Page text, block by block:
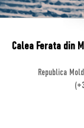
Calea Ferata din
Republica